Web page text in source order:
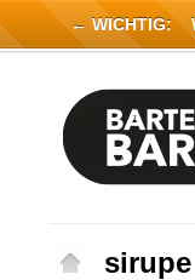
sirupe
← WICHTIG: